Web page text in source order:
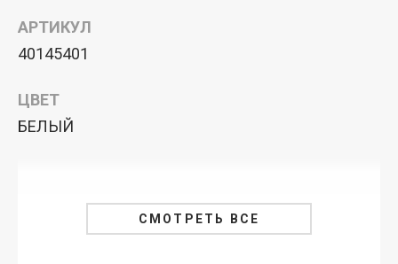
АРТИКУЛ
40145401
ЦВЕТ
БЕЛЫЙ
СМОТРЕТЬ ВСЕ